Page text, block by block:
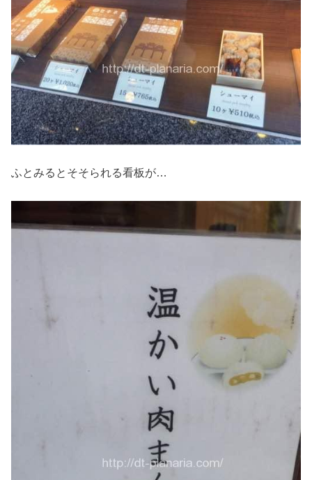
ふとみるとそそられる看板が…